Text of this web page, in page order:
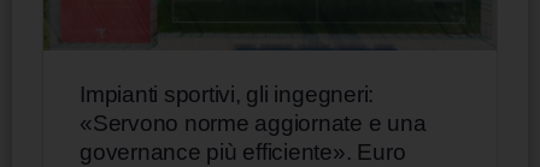
Impianti sportivi, gli ingegneri:
«Servono norme aggiornate e una
governance più efficiente». Euro